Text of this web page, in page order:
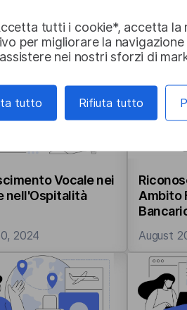
tutti i cookie*, accetta la
per migliorare la
nei nostri sforzi di
tutto Rifiuta tutto
2024 August
Vocale nei
nell'Ospitalità
2024
Ambito
August